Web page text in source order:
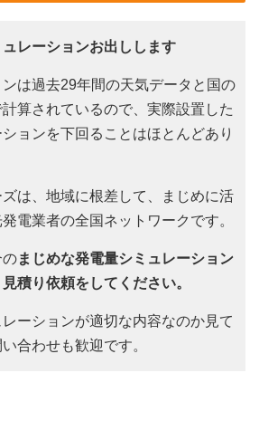
レーションお出しします
は過去29年間の天気データと国の
算されているので、実際設置した
ョンを下回ることはほとんどあり
は、地域に根差して、まじめに活
電業者の全国ネットワークです。
のまじめな発電量シミュレーション
積り依頼をしてください。
レーションが適切な内容なのか見て
合わせも歓迎です。